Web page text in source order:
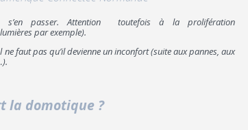
passer. Attention toutefois à la prolifération
par exemple).
faut pas qu’il devienne un inconfort (suite aux pannes, aux
la domotique ?